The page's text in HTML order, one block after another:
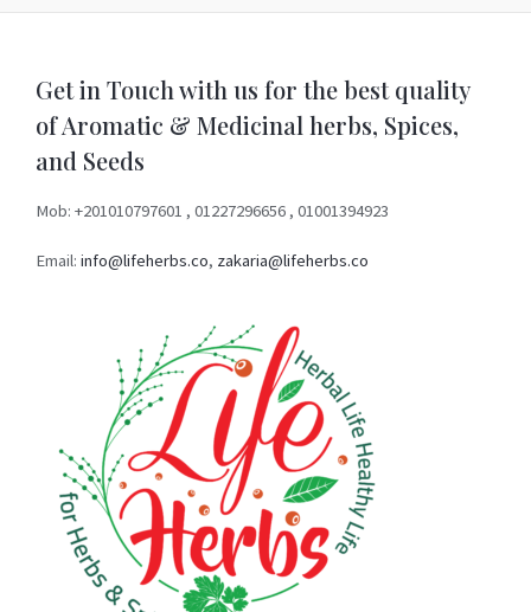
Get in Touch with us for the best quality
of Aromatic & Medicinal herbs, Spices,
and Seeds
Mob: +201010797601 , 01227296656 , 01001394923
Email: info@lifeherbs.co, zakaria@lifeherbs.co